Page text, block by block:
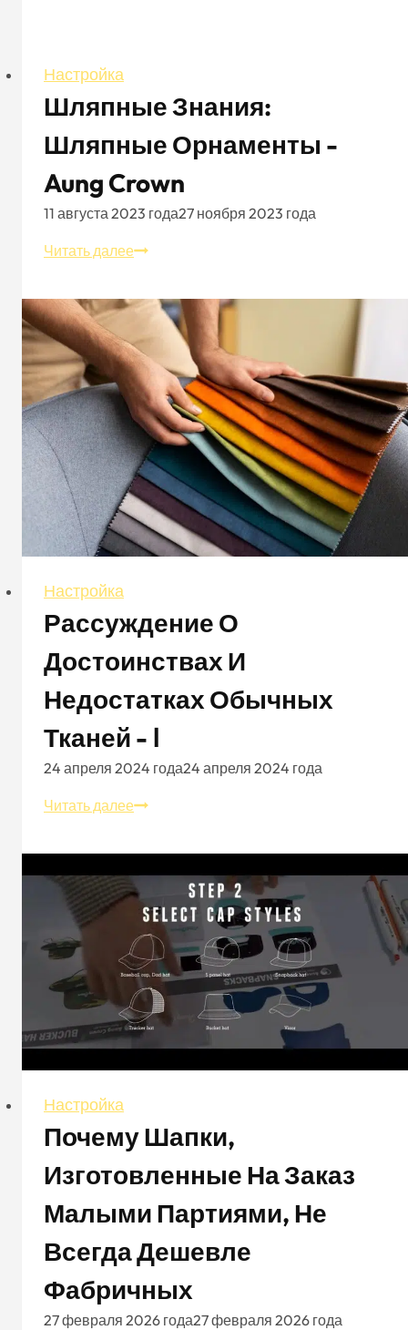
Настройка
Шляпные Знания:
Шляпные Орнаменты -
Aung Crown
11 августа 2023 года27 ноября 2023 года
Читать далееШляпные
Шляпные
орнаменты
-
Aung
Crown
Настройка
Рассуждение О
Достоинствах И
Недостатках Обычных
Тканей - Ⅰ
24 апреля 2024 года24 апреля 2024 года
Читать далееРассуждение
достоинствах
и
недостатках
обычных
тканей
-
Настройка
Почему Шапки,
Изготовленные На Заказ
Малыми Партиями, Не
Всегда Дешевле
Фабричных
27 февраля 2026 года27 февраля 2026 года